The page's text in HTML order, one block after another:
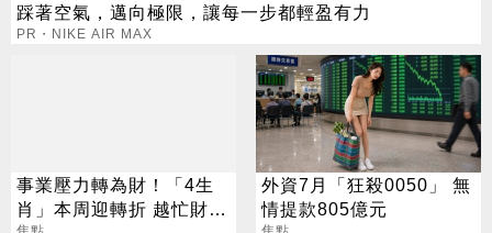
踩著空氣，邁向極限，讓每一步都輕盈有力
PR・NIKE AIR MAX
事業壓力轉為財！「4生
肖」本周迎轉折 越忙財運
外資7月「狂殺0050」 無
情提款805億元